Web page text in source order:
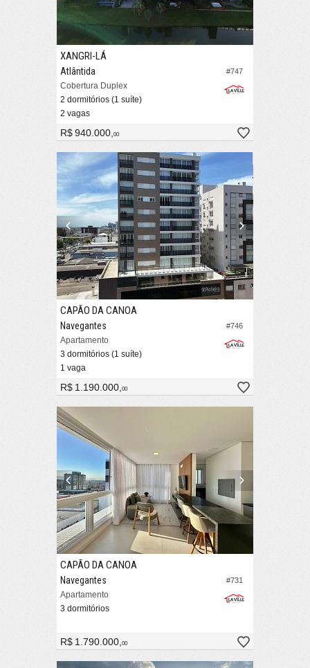
#747
XANGRI-LÁ
Atlântida
Cobertura Duplex
2 dormitórios (1 suíte)
2 vagas
R$ 940.000,00
#746
CAPÃO DA CANOA
Navegantes
Apartamento
3 dormitórios (1 suíte)
1 vaga
R$ 1.190.000,00
#731
CAPÃO DA CANOA
Navegantes
Apartamento
3 dormitórios
R$ 1.790.000,00